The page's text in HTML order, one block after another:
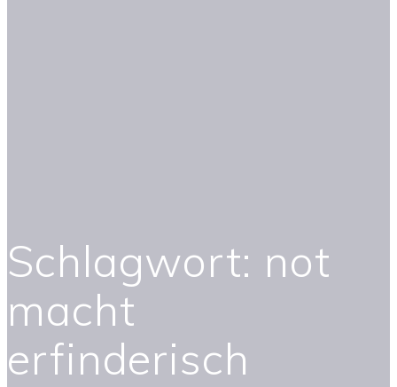
Schlagwort: not
macht
erfinderisch